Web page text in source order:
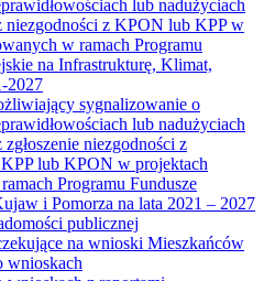
lub nadużyciach
niezgodności z KPON lub KPP w
w ramach Programu
na Infrastrukturę, Klimat,
2027
sygnalizowanie o
lub nadużyciach
niezgodności z
lub KPON w projektach
Programu Fundusze
i Pomorza na lata 2021 – 2027
publicznej
na wnioski Mieszkańców
wnioskach